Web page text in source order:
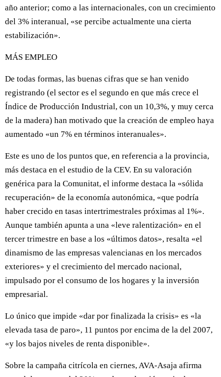
año anterior; como a las internacionales, con un crecimiento
del 3% interanual, «se percibe actualmente una cierta
estabilización».
MÁS EMPLEO
De todas formas, las buenas cifras que se han venido
registrando (el sector es el segundo en que más crece el
Índice de Producción Industrial, con un 10,3%, y muy cerca
de la madera) han motivado que la creación de empleo haya
aumentado «un 7% en términos interanuales».
Este es uno de los puntos que, en referencia a la provincia,
más destaca en el estudio de la CEV. En su valoración
genérica para la Comunitat, el informe destaca la «sólida
recuperación» de la economía autonómica, «que podría
haber crecido en tasas intertrimestrales próximas al 1%».
Aunque también apunta a una «leve ralentización» en el
tercer trimestre en base a los «últimos datos», resalta «el
dinamismo de las empresas valencianas en los mercados
exteriores» y el crecimiento del mercado nacional,
impulsado por el consumo de los hogares y la inversión
empresarial.
Lo único que impide «dar por finalizada la crisis» es «la
elevada tasa de paro», 11 puntos por encima de la del 2007,
«y los bajos niveles de renta disponible».
Sobre la campaña citrícola en ciernes, AVA-Asaja afirma